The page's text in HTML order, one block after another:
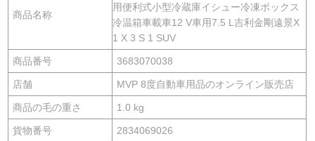
商品名称
用便利式小型冷蔵庫イシュー冷凍ボックス
冷温箱車載車12 V車用7.5 L吉利金剛遠景X
1 X 3 S 1 SUV
商品番号 3683070038
店舗 MVP 8度自動車用品のオンライン販売店
商品の毛の重さ 1.0 kg
貨物番号 2834069026